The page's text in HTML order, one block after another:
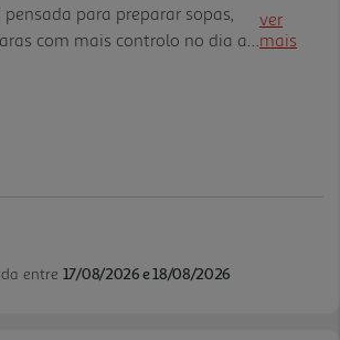
para preparar sopas,
com mais controlo no dia a
e a textura pretendida. O
rápida e homogénea, seja
ou no copo graduado de 1
a versatilidade para
ver
mais
entre 17/08/2026 e 18/08/2026